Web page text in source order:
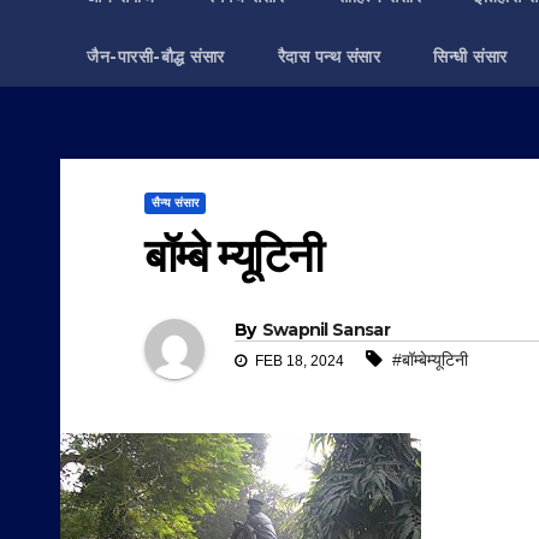
जैन-पारसी-बौद्ध संसार रैदास पन्थ संसार सिन्धी संसार
सैन्य संसार
बॉम्बे म्यूटिनी
By Swapnil Sansar
FEB 18, 2024 #बॉम्बेम्यूटिनी